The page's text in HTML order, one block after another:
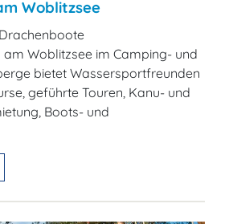
Woblitzsee
Woblitzsee im Camping- und
bietet Wassersportfreunden
geführte Touren, Kanu- und
Boots- und